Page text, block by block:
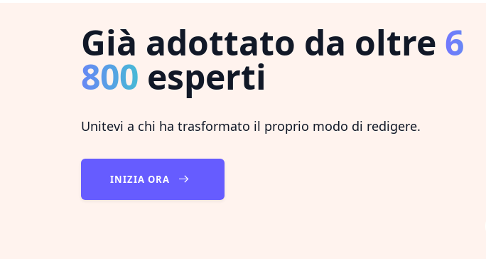
Già adottato da oltre 6
800 esperti
Unitevi a chi ha trasformato il proprio modo di redigere.
INIZIA ORA